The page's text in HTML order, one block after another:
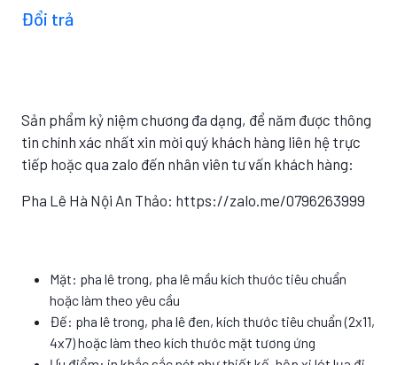
Đổi trả
Sản phẩm kỷ niệm chương đa dạng, để năm được thông
tin chính xác nhất xin mời quý khách hàng liên hệ trực
tiếp hoặc qua zalo đến nhân viên tư vấn khách hàng:
Pha Lê Hà Nội An Thảo: https://zalo.me/0796263999
Mặt: pha lê trong, pha lê mầu kích thước tiêu chuẩn
hoặc làm theo yêu cầu
Đế: pha lê trong, pha lê đen, kích thước tiêu chuẩn (2x11,
4x7) hoặc làm theo kích thước mặt tương ứng